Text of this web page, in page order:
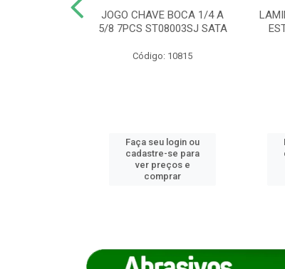
JOGO CHAVE BOCA 1/4 A
5/8 7PCS ST08003SJ SATA
Código: 10815
Faça seu login ou
cadastre-se para
ver preços e
comprar